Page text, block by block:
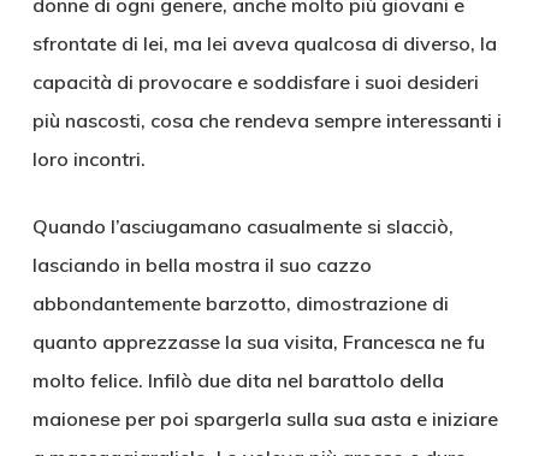
donne di ogni genere, anche molto più giovani e
sfrontate di lei, ma lei aveva qualcosa di diverso, la
capacità di provocare e soddisfare i suoi desideri
più nascosti, cosa che rendeva sempre interessanti i
loro incontri.
Quando l’asciugamano casualmente si slacciò,
lasciando in bella mostra il suo cazzo
abbondantemente barzotto, dimostrazione di
quanto apprezzasse la sua visita, Francesca ne fu
molto felice. Infilò due dita nel barattolo della
maionese per poi spargerla sulla sua asta e iniziare